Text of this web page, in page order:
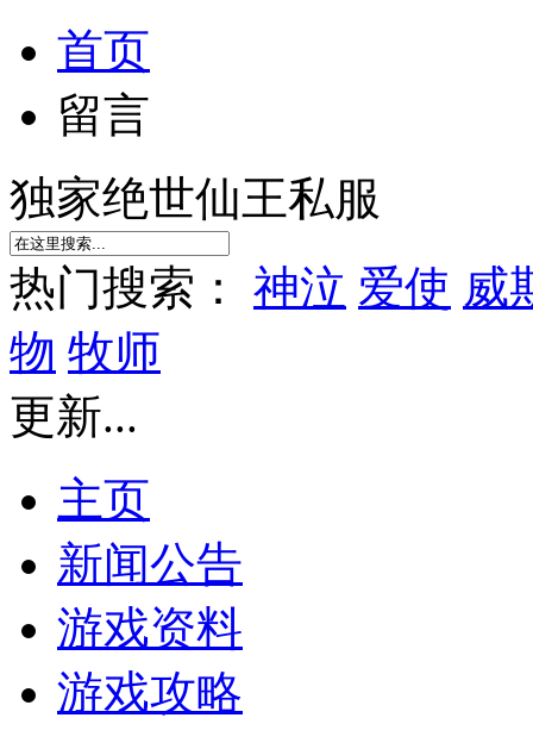
首页
留言
独家绝世仙王私服
热门搜索： 神泣 爱使 威
物 牧师
更新...
主页
新闻公告
游戏资料
游戏攻略